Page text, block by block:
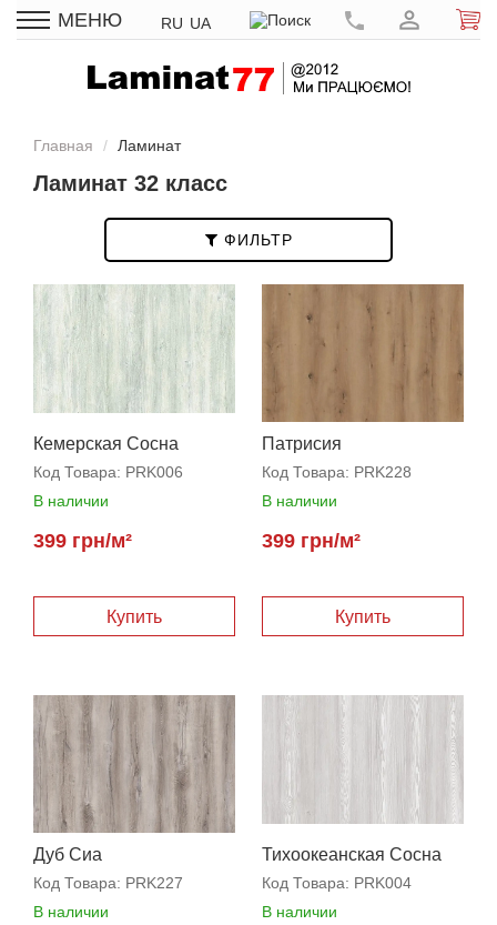
МЕНЮ RU UA
Главная Ламинат
Ламинат 32 класс
ФИЛЬТР
Кемерская Сосна
Код Товара: PRK006
В наличии
399 грн/м²
Купить
Патрисия
Код Товара: PRK228
В наличии
399 грн/м²
Купить
Дуб Сиа
Код Товара: PRK227
В наличии
Тихоокеанская Сосна
Код Товара: PRK004
В наличии